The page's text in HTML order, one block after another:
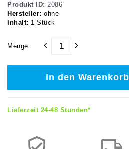
Produkt ID: 2086
Hersteller: ohne
Inhalt: 1 Stück
Menge:
In den Warenkorb
Lieferzeit 24-48 Stunden*